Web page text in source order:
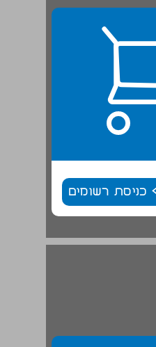
כניסת רשומים